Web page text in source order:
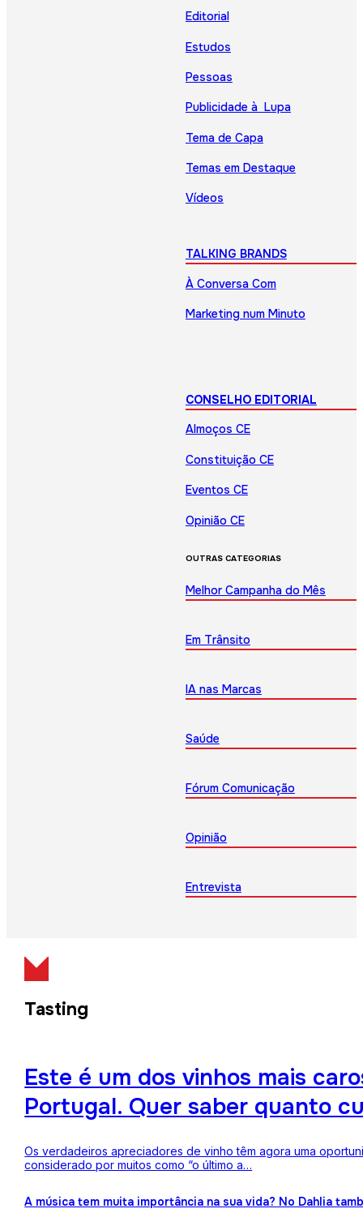
Editorial
Estudos
Pessoas
Publicidade à Lupa
Tema de Capa
Temas em Destaque
Vídeos
TALKING BRANDS
À Conversa Com
Marketing num Minuto
CONSELHO EDITORIAL
Almoços CE
Constituição CE
Eventos CE
Opinião CE
OUTRAS CATEGORIAS
Melhor Campanha do Mês
Em Trânsito
IA nas Marcas
Saúde
Fórum Comunicação
Opinião
Entrevista
Tasting
Este é um dos vinhos mais
Portugal. Quer saber quanto
Os verdadeiros apreciadores de vinho têm agora uma
considerado por muitos como “o último a…
A música tem muita importância na sua vida? No Dahlia